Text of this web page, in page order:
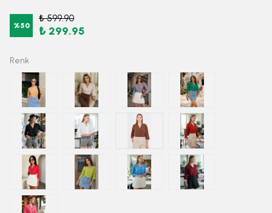
%50
₺ 599.90
₺ 299.95
Renk